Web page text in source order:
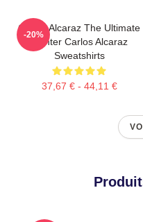
Carlos Alcaraz The Ultimate
Fighter Carlos Alcaraz
Sweatshirts
37,67 € - 44,11 €
-20%